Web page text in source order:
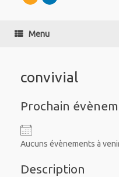
Menu
convivial
Prochain
Aucuns évènements à
Description